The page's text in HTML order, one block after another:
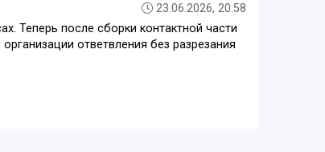
23.06.2026, 20:58
Теперь после сборки контактной части
ответвления без разрезания